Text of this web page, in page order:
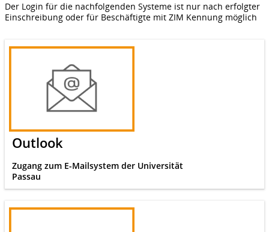
Der Login für die nachfolgenden Systeme ist nur nach erfolgter
Einschreibung oder für Beschäftigte mit ZIM Kennung möglich
Outlook
Zugang zum E-Mailsystem der Universität
Passau